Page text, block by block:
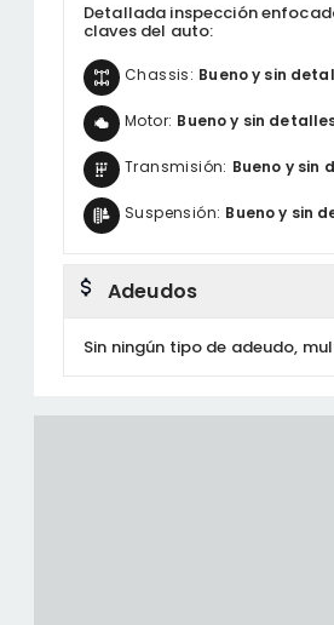
Detallada inspección
claves del auto:
Chassis: Bueno y sin
Motor: Bueno y sin
Transmisión: Bueno y sin
Suspensión: Bueno y sin
Adeudos
Sin ningún tipo de adeudo,